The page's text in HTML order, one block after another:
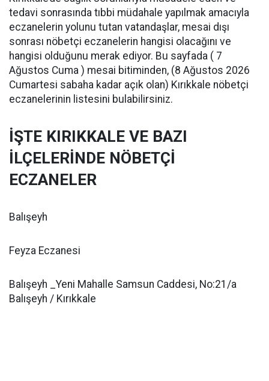
tedavi sonrasında tıbbi müdahale yapılmak amacıyla
eczanelerin yolunu tutan vatandaşlar, mesai dışı
sonrası nöbetçi eczanelerin hangisi olacağını ve
hangisi olduğunu merak ediyor. Bu sayfada ( 7
Ağustos Cuma ) mesai bitiminden, (8 Ağustos 2026
Cumartesi sabaha kadar açık olan) Kırıkkale nöbetçi
eczanelerinin listesini bulabilirsiniz.
İŞTE KIRIKKALE VE BAZI
İLÇELERİNDE NÖBETÇİ
ECZANELER
Balışeyh
Feyza Eczanesi
Balışeyh _Yeni Mahalle Samsun Caddesi, No:21/a
Balışeyh / Kırıkkale